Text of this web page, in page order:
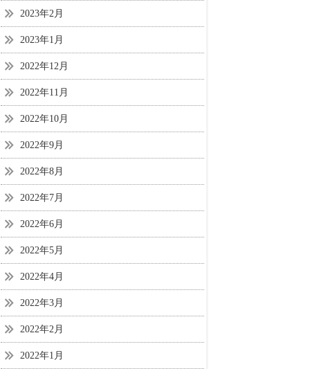
2023年2月
2023年1月
2022年12月
2022年11月
2022年10月
2022年9月
2022年8月
2022年7月
2022年6月
2022年5月
2022年4月
2022年3月
2022年2月
2022年1月